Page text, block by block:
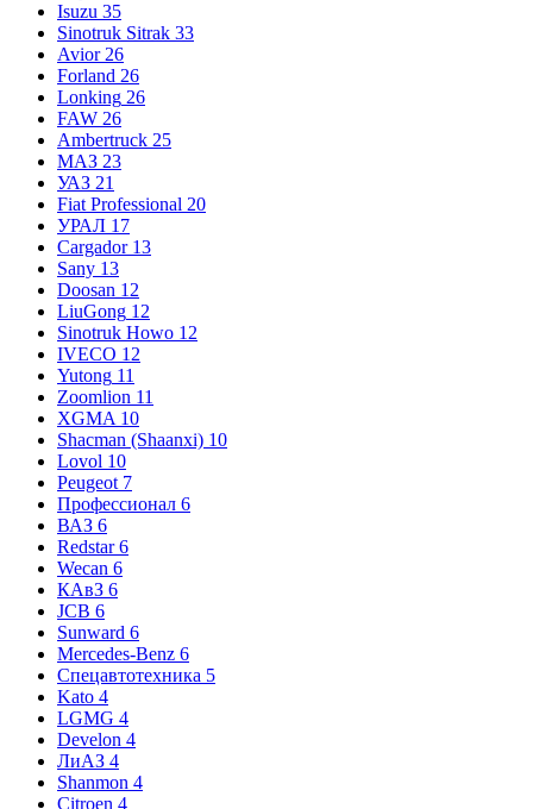
Isuzu 35
Sinotruk Sitrak 33
Avior 26
Forland 26
Lonking 26
FAW 26
Ambertruck 25
МАЗ 23
УАЗ 21
Fiat Professional 20
УРАЛ 17
Cargador 13
Sany 13
Doosan 12
LiuGong 12
Sinotruk Howo 12
IVECO 12
Yutong 11
Zoomlion 11
XGMA 10
Shacman (Shaanxi) 10
Lovol 10
Peugeot 7
Профессионал 6
ВАЗ 6
Redstar 6
Wecan 6
КАвЗ 6
JCB 6
Sunward 6
Mercedes-Benz 6
Спецавтотехника 5
Kato 4
LGMG 4
Develon 4
ЛиАЗ 4
Shanmon 4
Citroen 4